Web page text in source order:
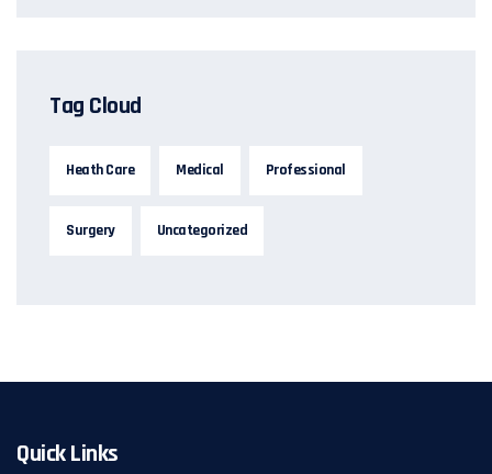
Tag Cloud
Heath Care Medical Professional
Surgery Uncategorized
Quick Links